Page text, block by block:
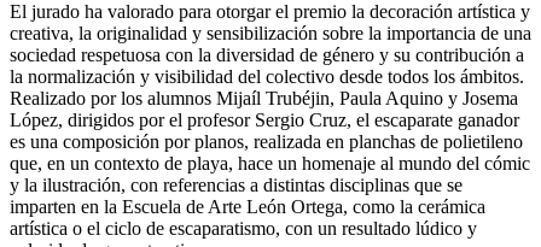
El jurado ha valorado para otorgar el premio la decoración artística y
creativa, la originalidad y sensibilización sobre la importancia de una
sociedad respetuosa con la diversidad de género y su contribución a
la normalización y visibilidad del colectivo desde todos los ámbitos.
Realizado por los alumnos Mijaíl Trubéjin, Paula Aquino y Josema
López, dirigidos por el profesor Sergio Cruz, el escaparate ganador
es una composición por planos, realizada en planchas de polietileno
que, en un contexto de playa, hace un homenaje al mundo del cómic
y la ilustración, con referencias a distintas disciplinas que se
imparten en la Escuela de Arte León Ortega, como la cerámica
artística o el ciclo de escaparatismo, con un resultado lúdico y